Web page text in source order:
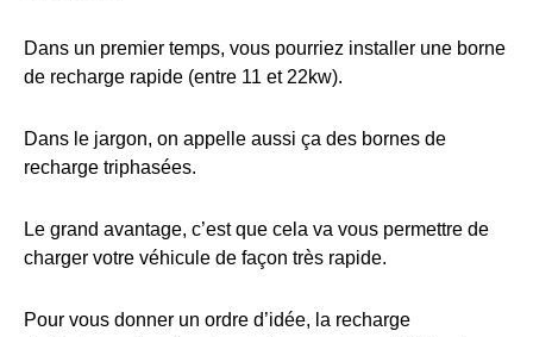
Dans un premier temps, vous pourriez installer une borne
de recharge rapide (entre 11 et 22kw).
Dans le jargon, on appelle aussi ça des bornes de
recharge triphasées.
Le grand avantage, c’est que cela va vous permettre de
charger votre véhicule de façon très rapide.
Pour vous donner un ordre d’idée, la recharge